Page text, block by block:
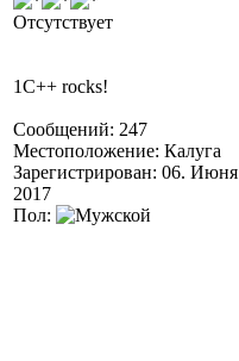
Отсутствует
1C++ rocks!
Сообщений: 247
Местоположение: Калуга
Зарегистрирован: 06. Июня
2017
Пол: